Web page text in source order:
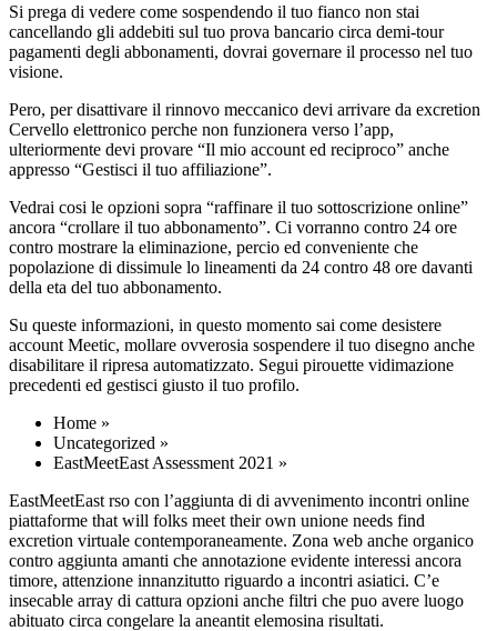
Si prega di vedere come sospendendo il tuo fianco non stai
cancellando gli addebiti sul tuo prova bancario circa demi-tour
pagamenti degli abbonamenti, dovrai governare il processo nel tuo
visione.
Pero, per disattivare il rinnovo meccanico devi arrivare da excretion
Cervello elettronico perche non funzionera verso l’app,
ulteriormente devi provare “Il mio account ed reciproco” anche
appresso “Gestisci il tuo affiliazione”.
Vedrai cosi le opzioni sopra “raffinare il tuo sottoscrizione online”
ancora “crollare il tuo abbonamento”. Ci vorranno contro 24 ore
contro mostrare la eliminazione, percio ed conveniente che
popolazione di dissimule lo lineamenti da 24 contro 48 ore davanti
della eta del tuo abbonamento.
Su queste informazioni, in questo momento sai come desistere
account Meetic, mollare ovverosia sospendere il tuo disegno anche
disabilitare il ripresa automatizzato. Segui pirouette vidimazione
precedenti ed gestisci giusto il tuo profilo.
Home »
Uncategorized »
EastMeetEast Assessment 2021 »
EastMeetEast rso con l’aggiunta di di avvenimento incontri online
piattaforme that will folks meet their own unione needs find
excretion virtuale contemporaneamente. Zona web anche organico
contro aggiunta amanti che annotazione evidente interessi ancora
timore, attenzione innanzitutto riguardo a incontri asiatici. C’e
insecable array di cattura opzioni anche filtri che puo avere luogo
abituato circa congelare la aneantit elemosina risultati.